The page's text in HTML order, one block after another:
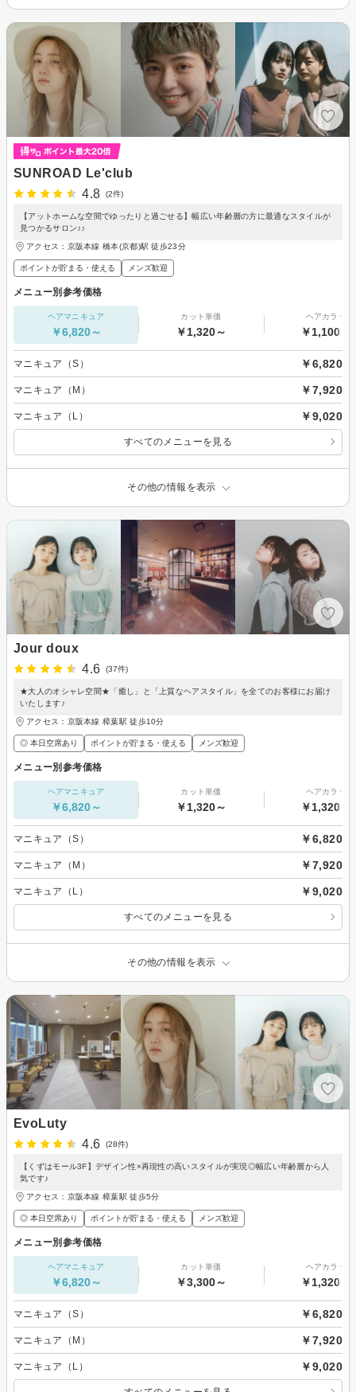
SUNROAD Le'club
4.8
(2件)
【アットホームな空間でゆったりと過ごせる】幅広い年齢層の方に最適なスタイルが
見つかるサロン♪♪
アクセス：京阪本線 橋本(京都)駅 徒歩23分
ポイントが貯まる・使える メンズ歓迎
メニュー別参考価格
ヘアマニキュア
￥6,820～
カット単価
￥1,320～
ヘアカラー
￥1,100～
マニキュア（S） ￥6,820
マニキュア（M） ￥7,920
マニキュア（L） ￥9,020
すべてのメニューを見る
その他の情報を表示
Jour doux
4.6
(37件)
★大人のオシャレ空間★「癒し」と「上質なヘアスタイル」を全てのお客様にお届け
いたします♪
アクセス：京阪本線 樟葉駅 徒歩10分
◎ 本日空席あり ポイントが貯まる・使える メンズ歓迎
メニュー別参考価格
ヘアマニキュア
￥6,820～
カット単価
￥1,320～
ヘアカラー
￥1,320～
マニキュア（S） ￥6,820
マニキュア（M） ￥7,920
マニキュア（L） ￥9,020
すべてのメニューを見る
その他の情報を表示
EvoLuty
4.6
(28件)
【くずはモール3F】デザイン性×再現性の高いスタイルが実現◎幅広い年齢層から人
気です♪
アクセス：京阪本線 樟葉駅 徒歩5分
◎ 本日空席あり ポイントが貯まる・使える メンズ歓迎
メニュー別参考価格
ヘアマニキュア
￥6,820～
カット単価
￥3,300～
ヘアカラー
￥1,320～
マニキュア（S） ￥6,820
マニキュア（M） ￥7,920
マニキュア（L） ￥9,020